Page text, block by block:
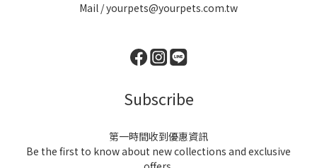
Mail / yourpets@yourpets.com.tw
Subscribe
第一時間收到優惠資訊
Be the first to know about new collections and exclusive